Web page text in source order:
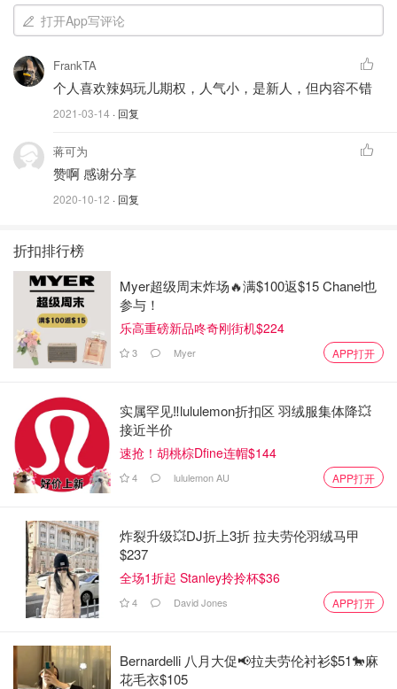
❤️贝拉是涉及面最广的博主，帮助你了解各种股票。
打开App写评论
FrankTA
个人喜欢辣妈玩儿期权，人气小，是新人，但内容不错
2021-03-14 · 回复
蒋可为
赞啊 感谢分享
2020-10-12 · 回复
折扣排行榜
Myer超级周末炸场🔥满$100返$15 Chanel也
参与！
乐高重磅新品咚奇刚街机$224
3 Myer APP打开
实属罕见‼️lululemon折扣区 羽绒服集体降💥
接近半价
速抢！胡桃棕Dfine连帽$144
4 lululemon AU APP打开
炸裂升级💥DJ折上3折 拉夫劳伦羽绒马甲
$237
全场1折起 Stanley拎拎杯$36
4 David Jones APP打开
Bernardelli 八月大促📢拉夫劳伦衬衫$51🐎麻
花毛衣$105